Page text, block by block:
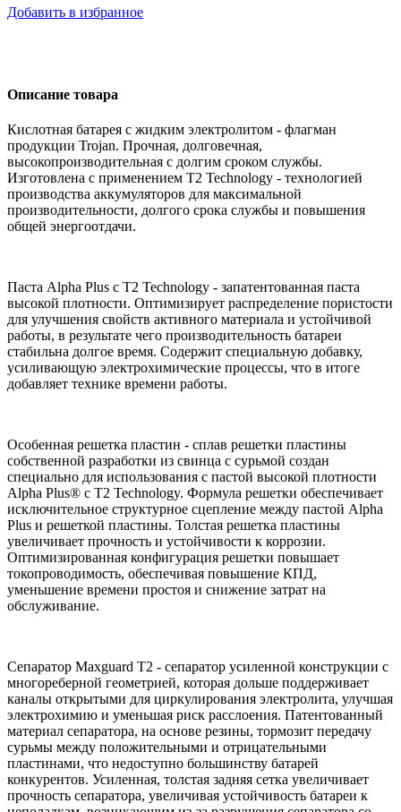
Добавить в избранное
Описание товара
Кислотная батарея с жидким электролитом - флагман
продукции Trojan. Прочная, долговечная,
высокопроизводительная с долгим сроком службы.
Изготовлена с применением T2 Technology - технологией
производства аккумуляторов для максимальной
производительности, долгого срока службы и повышения
общей энергоотдачи.
Паста Alpha Plus с T2 Technology - запатентованная паста
высокой плотности. Оптимизирует распределение пористости
для улучшения свойств активного материала и устойчивой
работы, в результате чего производительность батареи
стабильна долгое время. Содержит специальную добавку,
усиливающую электрохимические процессы, что в итоге
добавляет технике времени работы.
Особенная решетка пластин - сплав решетки пластины
собственной разработки из свинца с сурьмой создан
специально для использования с пастой высокой плотности
Alpha Plus® с T2 Technology. Формула решетки обеспечивает
исключительное структурное сцепление между пастой Alpha
Plus и решеткой пластины. Толстая решетка пластины
увеличивает прочность и устойчивости к коррозии.
Оптимизированная конфигурация решетки повышает
токопроводимость, обеспечивая повышение КПД,
уменьшение времени простоя и снижение затрат на
обслуживание.
Сепаратор Maxguard T2 - сепаратор усиленной конструкции c
многореберной геометрией, которая дольше поддерживает
каналы открытыми для циркулирования электролита, улучшая
электрохимию и уменьшая риск расслоения. Патентованный
материал сепаратора, на основе резины, тормозит передачу
сурьмы между положительными и отрицательными
пластинами, что недоступно большинству батарей
конкурентов. Усиленная, толстая задняя сетка увеличивает
прочность сепаратора, увеличивая устойчивость батареи к